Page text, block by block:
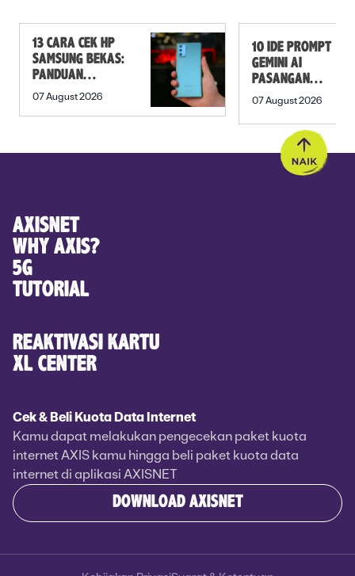
13 CARA CEK HP
SAMSUNG BEKAS:
PANDUAN
SEBELUM
07 August 2026
10 IDE PROMPT
GEMINI AI
PASANGAN
PREWEDDING
07 August 2026
AXISNET
WHY AXIS?
5G
TUTORIAL
REAKTIVASI KARTU
XL CENTER
Cek & Beli Kuota Data Internet
Kamu dapat melakukan pengecekan paket kuota
internet AXIS kamu hingga beli paket kuota data
internet di aplikasi AXISNET
DOWNLOAD AXISNET